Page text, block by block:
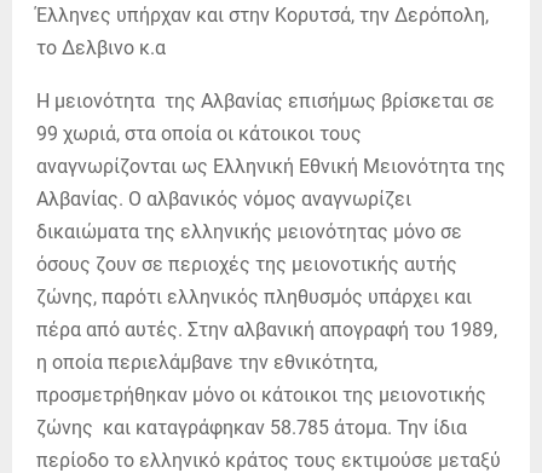
Έλληνες υπήρχαν και στην Κορυτσά, την Δερόπολη,
το Δελβινο κ.α
Η μειονότητα της Αλβανίας επισήμως βρίσκεται σε
99 χωριά, στα οποία οι κάτοικοι τους
αναγνωρίζονται ως Ελληνική Εθνική Μειονότητα της
Αλβανίας. Ο αλβανικός νόμος αναγνωρίζει
δικαιώματα της ελληνικής μειονότητας μόνο σε
όσους ζουν σε περιοχές της μειονοτικής αυτής
ζώνης, παρότι ελληνικός πληθυσμός υπάρχει και
πέρα από αυτές. Στην αλβανική απογραφή του 1989,
η οποία περιελάμβανε την εθνικότητα,
προσμετρήθηκαν μόνο οι κάτοικοι της μειονοτικής
ζώνης και καταγράφηκαν 58.785 άτομα. Την ίδια
περίοδο το ελληνικό κράτος τους εκτιμούσε μεταξύ